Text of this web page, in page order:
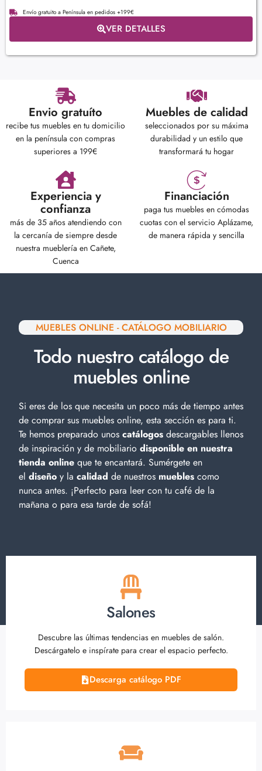
Envío gratuito a Península en pedidos +199€
VER DETALLES
Envio gratuíto
recibe tus muebles en tu domicilio
en la península con compras
superiores a 199€
Muebles de calidad
seleccionados por su máxima
durabilidad y un estilo que
transformará tu hogar
Experiencia y
confianza
más de 35 años atendiendo con
la cercanía de siempre desde
nuestra mueblería en Cañete,
Cuenca
Financiación
paga tus muebles en cómodas
cuotas con el servicio Aplázame,
de manera rápida y sencilla
MUEBLES ONLINE - CATÁLOGO MOBILIARIO
Todo nuestro catálogo de
muebles online
Si eres de los que necesita un poco más de tiempo antes
de comprar sus muebles online, esta sección es para ti.
Te hemos preparado unos catálogos descargables llenos
de inspiración y de mobiliario disponible en nuestra
tienda online que te encantará. Sumérgete en
el diseño y la calidad de nuestros muebles como
nunca antes. ¡Perfecto para leer con tu café de la
mañana o para esa tarde de sofá!
Salones
Descubre las últimas tendencias en muebles de salón.
Descárgatelo e inspírate para crear el espacio perfecto.
Descarga catálogo PDF